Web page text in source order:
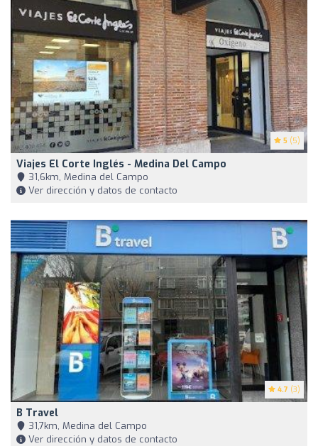
5 (5)
Viajes El Corte Inglés - Medina Del Campo
31,6km, Medina del Campo
Ver dirección y datos de contacto
4.7 (3)
B Travel
31,7km, Medina del Campo
Ver dirección y datos de contacto